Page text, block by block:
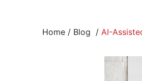
Home / Blog /AI-